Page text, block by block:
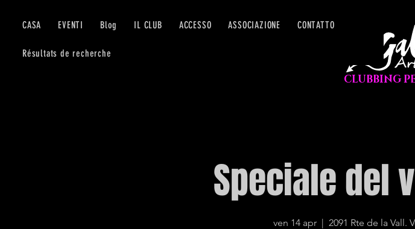
CASA EVENTI Blog IL CLUB ACCESSO ASSOCIAZIONE CONTATTO
Résultats de recherche
CLUBBING
Speciale del
ven 14 apr
  |
2091 Rte de la Vall.